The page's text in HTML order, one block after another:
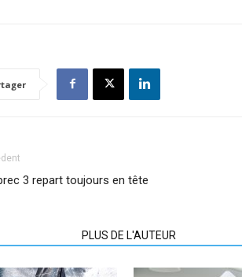
3 repart toujours en tête
PLUS DE L'AUTEUR